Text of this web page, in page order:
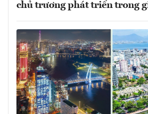
chủ trương phát triển trong